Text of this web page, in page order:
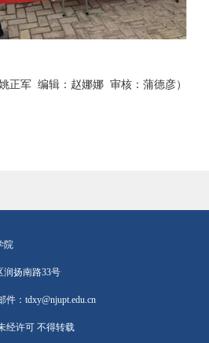
正军 编辑：赵娜娜 审核：蒲德彦）
院
润扬南路33号
件：tdxy@njupt.edu.cn
经许可 不得转载